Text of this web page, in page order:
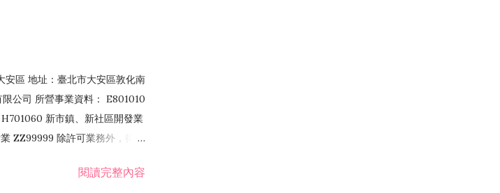
安區 地址：臺北市大安區敦化南
公司 所營事業資料： E801010
新市鎮、新社區開發業
ZZ99999 除許可業務外，得經
閱讀完整內容